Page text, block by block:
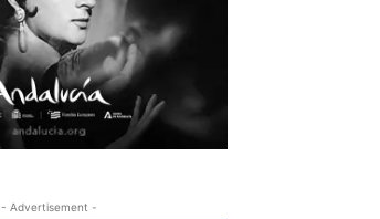
- Advertisement -